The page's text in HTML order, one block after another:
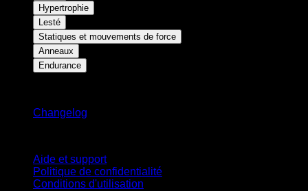
Hypertrophie
Lesté
Statiques et mouvements de force
Anneaux
Endurance
Changelog
Aide et support
Politique de confidentialité
Conditions d'utilisation